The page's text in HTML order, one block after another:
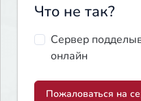
Что не так?
Сервер
онлайн
Пожаловаться на